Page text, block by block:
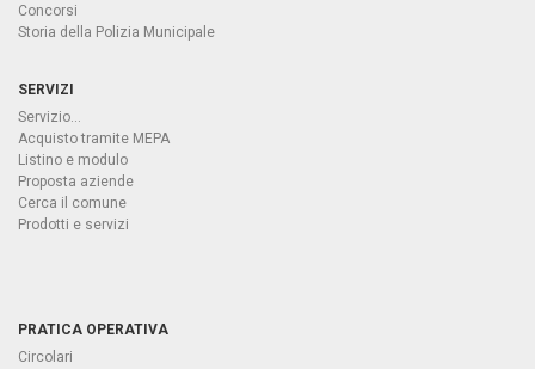
Concorsi
Storia della Polizia Municipale
SERVIZI
Servizio...
Acquisto tramite MEPA
Listino e modulo
Proposta aziende
Cerca il comune
Prodotti e servizi
PRATICA OPERATIVA
Circolari